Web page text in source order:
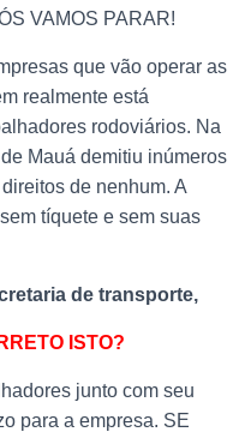
VAMOS PARAR!
que vão operar as
realmente está
rodoviários. Na
Mauá demitiu inúmeros
de nenhum. A
tíquete e sem suas
de transporte,
ISTO?
junto com seu
para a empresa. SE